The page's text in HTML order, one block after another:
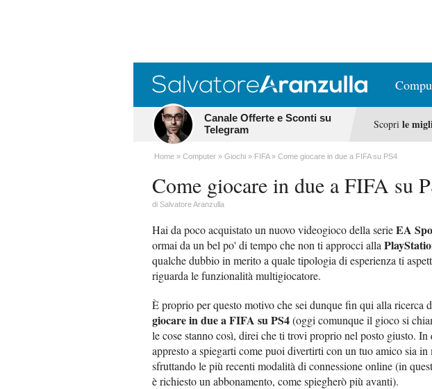
Canale Offerte e Sconti su
Telegram
Scopri le
Home Computer Giochi FIFA Come giocare in due a FIFA su PS4
Come giocare in due a FIFA su
di Salvatore Aranzulla
Hai da poco acquistato un nuovo videogioco della serieEA
ormai da un bel po' di tempo che non ti approcci alla
qualche dubbio in merito a quale tipologia di esperienza ti
riguarda le funzionalità multigiocatore.
È proprio per questo motivo che sei dunque fin qui alla ricerca
giocare in due a FIFA su PS4(oggi comunque il gioco si
le cose stanno così, direi che ti trovi proprio nel posto giusto.
appresto a spiegarti come puoi divertirti con un tuo amico sia
sfruttando le più recenti modalità di connessione online (in
è richiesto un abbonamento, come spiegherò più avanti).